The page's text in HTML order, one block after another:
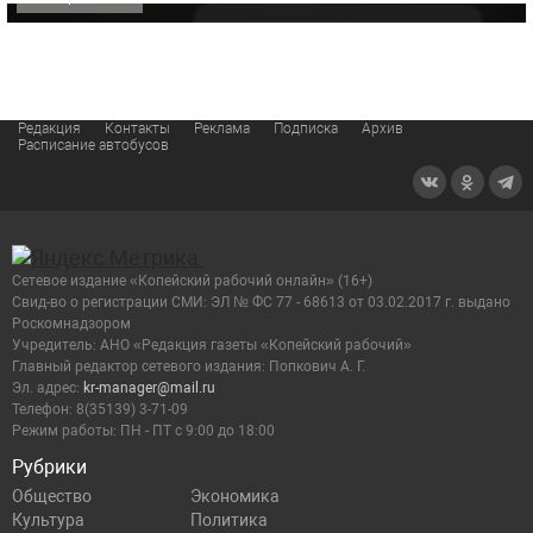
Редакция Контакты Реклама Подписка
Архив
Расписание автобусов
Рубрики
Общество
Экономика
Культура
Политика
Сетевое издание «Копейский рабочий онлайн» (16+)
Cвид-во о регистрации СМИ: ЭЛ № ФС 77 - 68613 от 03.02.2017 г. выдано
Роскомнадзором
Учредитель: АНО «Редакция газеты «Копейский рабочий»
Главный редактор сетевого издания: Попкович А. Г.
Эл. адрес: kr-manager@mail.ru
Телефон: 8(35139) 3-71-09
Режим работы: ПН - ПТ с 9:00 до 18:00